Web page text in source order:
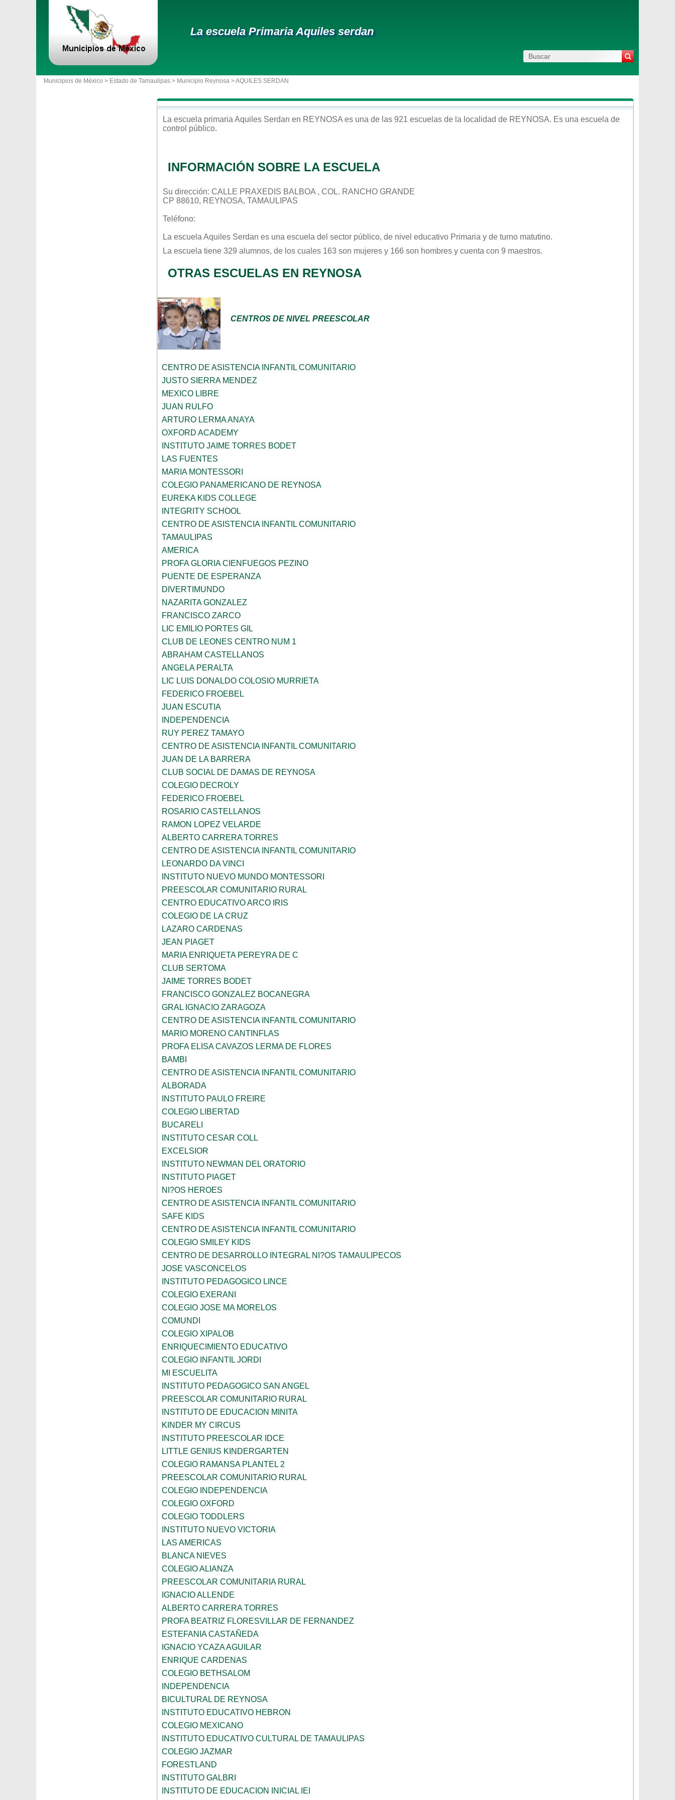
La escuela Primaria Aquiles serdan
Municipios de México > Estado de Tamaulipas > Municipio Reynosa > AQUILES SERDAN
La escuela primaria Aquiles Serdan en REYNOSA es una de las 921 escuelas de la localidad de REYNOSA. Es una escuela de
control público.
INFORMACIÓN SOBRE LA ESCUELA
Su dirección: CALLE PRAXEDIS BALBOA , COL. RANCHO GRANDE
CP 88610, REYNOSA, TAMAULIPAS
Teléfono:
La escuela Aquiles Serdan es una escuela del sector público, de nivel educativo Primaria y de turno matutino.
La escuela tiene 329 alumnos, de los cuales 163 son mujeres y 166 son hombres y cuenta con 9 maestros.
OTRAS ESCUELAS EN REYNOSA
CENTROS DE NIVEL PREESCOLAR
CENTRO DE ASISTENCIA INFANTIL COMUNITARIO
JUSTO SIERRA MENDEZ
MEXICO LIBRE
JUAN RULFO
ARTURO LERMA ANAYA
OXFORD ACADEMY
INSTITUTO JAIME TORRES BODET
LAS FUENTES
MARIA MONTESSORI
COLEGIO PANAMERICANO DE REYNOSA
EUREKA KIDS COLLEGE
INTEGRITY SCHOOL
CENTRO DE ASISTENCIA INFANTIL COMUNITARIO
TAMAULIPAS
AMERICA
PROFA GLORIA CIENFUEGOS PEZINO
PUENTE DE ESPERANZA
DIVERTIMUNDO
NAZARITA GONZALEZ
FRANCISCO ZARCO
LIC EMILIO PORTES GIL
CLUB DE LEONES CENTRO NUM 1
ABRAHAM CASTELLANOS
ANGELA PERALTA
LIC LUIS DONALDO COLOSIO MURRIETA
FEDERICO FROEBEL
JUAN ESCUTIA
INDEPENDENCIA
RUY PEREZ TAMAYO
CENTRO DE ASISTENCIA INFANTIL COMUNITARIO
JUAN DE LA BARRERA
CLUB SOCIAL DE DAMAS DE REYNOSA
COLEGIO DECROLY
FEDERICO FROEBEL
ROSARIO CASTELLANOS
RAMON LOPEZ VELARDE
ALBERTO CARRERA TORRES
CENTRO DE ASISTENCIA INFANTIL COMUNITARIO
LEONARDO DA VINCI
INSTITUTO NUEVO MUNDO MONTESSORI
PREESCOLAR COMUNITARIO RURAL
CENTRO EDUCATIVO ARCO IRIS
COLEGIO DE LA CRUZ
LAZARO CARDENAS
JEAN PIAGET
MARIA ENRIQUETA PEREYRA DE C
CLUB SERTOMA
JAIME TORRES BODET
FRANCISCO GONZALEZ BOCANEGRA
GRAL IGNACIO ZARAGOZA
CENTRO DE ASISTENCIA INFANTIL COMUNITARIO
MARIO MORENO CANTINFLAS
PROFA ELISA CAVAZOS LERMA DE FLORES
BAMBI
CENTRO DE ASISTENCIA INFANTIL COMUNITARIO
ALBORADA
INSTITUTO PAULO FREIRE
COLEGIO LIBERTAD
BUCARELI
INSTITUTO CESAR COLL
EXCELSIOR
INSTITUTO NEWMAN DEL ORATORIO
INSTITUTO PIAGET
NI?OS HEROES
CENTRO DE ASISTENCIA INFANTIL COMUNITARIO
SAFE KIDS
CENTRO DE ASISTENCIA INFANTIL COMUNITARIO
COLEGIO SMILEY KIDS
CENTRO DE DESARROLLO INTEGRAL NI?OS TAMAULIPECOS
JOSE VASCONCELOS
INSTITUTO PEDAGOGICO LINCE
COLEGIO EXERANI
COLEGIO JOSE MA MORELOS
COMUNDI
COLEGIO XIPALOB
ENRIQUECIMIENTO EDUCATIVO
COLEGIO INFANTIL JORDI
MI ESCUELITA
INSTITUTO PEDAGOGICO SAN ANGEL
PREESCOLAR COMUNITARIO RURAL
INSTITUTO DE EDUCACION MINITA
KINDER MY CIRCUS
INSTITUTO PREESCOLAR IDCE
LITTLE GENIUS KINDERGARTEN
COLEGIO RAMANSA PLANTEL 2
PREESCOLAR COMUNITARIO RURAL
COLEGIO INDEPENDENCIA
COLEGIO OXFORD
COLEGIO TODDLERS
INSTITUTO NUEVO VICTORIA
LAS AMERICAS
BLANCA NIEVES
COLEGIO ALIANZA
PREESCOLAR COMUNITARIA RURAL
IGNACIO ALLENDE
ALBERTO CARRERA TORRES
PROFA BEATRIZ FLORESVILLAR DE FERNANDEZ
ESTEFANIA CASTAÑEDA
IGNACIO YCAZA AGUILAR
ENRIQUE CARDENAS
COLEGIO BETHSALOM
INDEPENDENCIA
BICULTURAL DE REYNOSA
INSTITUTO EDUCATIVO HEBRON
COLEGIO MEXICANO
INSTITUTO EDUCATIVO CULTURAL DE TAMAULIPAS
COLEGIO JAZMAR
FORESTLAND
INSTITUTO GALBRI
INSTITUTO DE EDUCACION INICIAL IEI